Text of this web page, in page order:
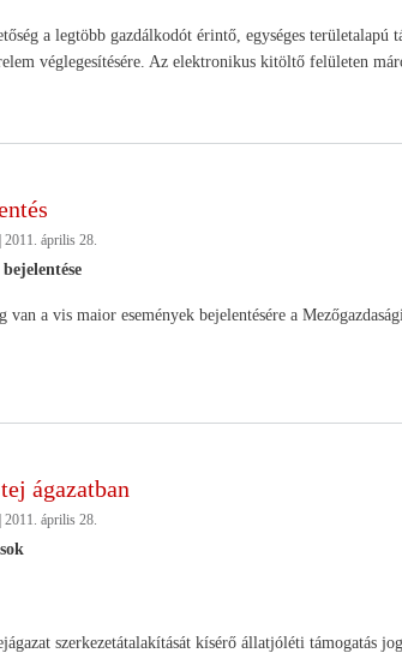
a legtöbb gazdálkodót érintő, egységes
véglegesítésére. Az elektronikus kitöltő felületen
| 2011. április 28.
a vis maior események bejelentésére a
ágazatban
2011. április 28.
szerkezetátalakítását kísérő állatjóléti támogatás